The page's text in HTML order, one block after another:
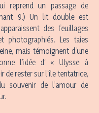
reprend un passage de
9.) Un lit double est
des feuillages
photographiés. Les taies
mais témoignent d’une
l’idée d’ « Ulysse à
de rester sur l’île tentatrice,
souvenir de l’amour de